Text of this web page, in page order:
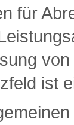
für
ist